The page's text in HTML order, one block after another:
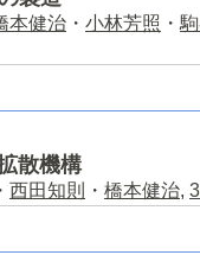
本健治 ・ 小林芳照 ・
散機構
・ 西田知則 ・ 橋本健治,